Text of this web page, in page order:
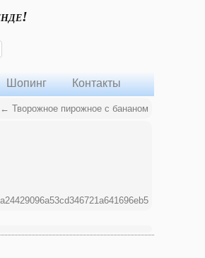
Шопинг Контакты
← Творожное пирожное с бананом